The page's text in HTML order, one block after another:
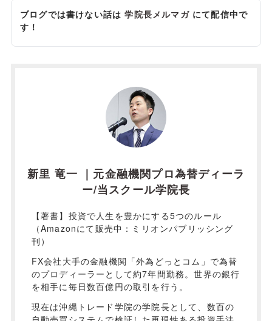
ブログでは書けない話は学院長メルマガにて配信中で
す！
新里 竜一 ｜元金融機関プロ為替ディーラ
ー/当スクール学院長
【著書】投資で人生を豊かにする5つのルール
（Amazonにて販売中：ミリオンパブリッシング
刊）
FX会社大手の金融機関「外為どっとコム」で為替
のプロディーラーとして約7年間勤務。世界の銀行
を相手に毎日数百億円の取引を行う。
現在は沖縄トレード学院の学院長として、数百の